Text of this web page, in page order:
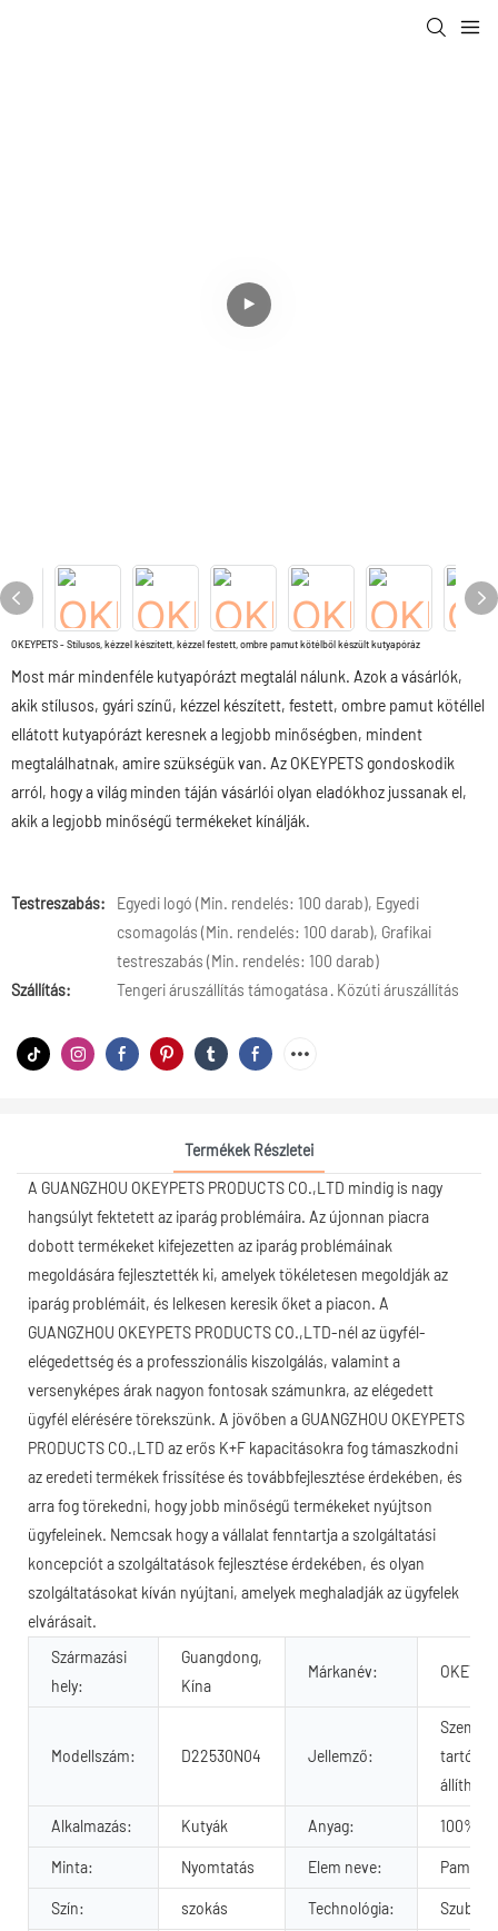
OKEYPETS - Stílusos, kézzel készített, kézzel festett, ombre pamut kötélből készült kutyapóráz
Most már mindenféle kutyapórázt megtalál nálunk. Azok a vásárlók,
akik stílusos, gyári színű, kézzel készített, festett, ombre pamut kötéllel
ellátott kutyapórázt keresnek a legjobb minőségben, mindent
megtalálhatnak, amire szükségük van. Az OKEYPETS gondoskodik
arról, hogy a világ minden táján vásárlói olyan eladókhoz jussanak el,
akik a legjobb minőségű termékeket kínálják.
Testreszabás:
Egyedi logó (Min. rendelés: 100 darab), Egyedi
csomagolás (Min. rendelés: 100 darab), Grafikai
testreszabás (Min. rendelés: 100 darab)
Szállítás:
Tengeri áruszállítás támogatása · Közúti áruszállítás
Termékek Részletei
A GUANGZHOU OKEYPETS PRODUCTS CO.,LTD mindig is nagy
hangsúlyt fektetett az iparág problémáira. Az újonnan piacra
dobott termékeket kifejezetten az iparág problémáinak
megoldására fejlesztették ki, amelyek tökéletesen megoldják az
iparág problémáit, és lelkesen keresik őket a piacon. A
GUANGZHOU OKEYPETS PRODUCTS CO.,LTD-nél az ügyfél-
elégedettség és a professzionális kiszolgálás, valamint a
versenyképes árak nagyon fontosak számunkra, az elégedett
ügyfél elérésére törekszünk. A jövőben a GUANGZHOU OKEYPETS
PRODUCTS CO.,LTD az erős K+F kapacitásokra fog támaszkodni
az eredeti termékek frissítése és továbbfejlesztése érdekében, és
arra fog törekedni, hogy jobb minőségű termékeket nyújtson
ügyfeleinek. Nemcsak hogy a vállalat fenntartja a szolgáltatási
koncepciót a szolgáltatások fejlesztése érdekében, és olyan
szolgáltatásokat kíván nyújtani, amelyek meghaladják az ügyfelek
elvárásait.
Származási
hely:
Guangdong,
Kína
Márkanév:
Modellszám: D22530N04 Jellemző:
tartós,
állítható
Alkalmazás: Kutyák Anyag: 100%
Minta: Nyomtatás Elem neve: Pamut
Szín: szokás Technológia: